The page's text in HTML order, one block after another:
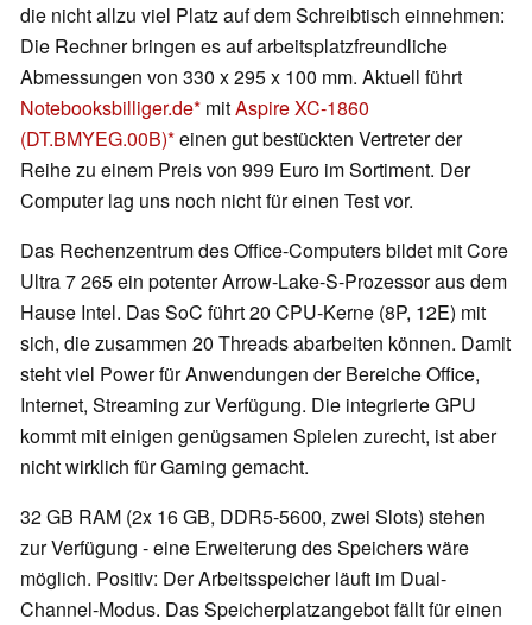
die nicht allzu viel Platz auf dem Schreibtisch einnehmen:
Die Rechner bringen es auf arbeitsplatzfreundliche
Abmessungen von 330 x 295 x 100 mm. Aktuell führt
Notebooksbilliger.de mitAspire XC-1860
(DT.BMYEG.00B) einen gut bestückten Vertreter der
Reihe zu einem Preis von 999 Euro im Sortiment. Der
Computer lag uns noch nicht für einen Test vor.
Das Rechenzentrum des Office-Computers bildet mit Core
Ultra 7 265 ein potenter Arrow-Lake-S-Prozessor aus dem
Hause Intel. Das SoC führt 20 CPU-Kerne (8P, 12E) mit
sich, die zusammen 20 Threads abarbeiten können. Damit
steht viel Power für Anwendungen der Bereiche Office,
Internet, Streaming zur Verfügung. Die integrierte GPU
kommt mit einigen genügsamen Spielen zurecht, ist aber
nicht wirklich für Gaming gemacht.
32 GB RAM (2x 16 GB, DDR5-5600, zwei Slots) stehen
zur Verfügung - eine Erweiterung des Speichers wäre
möglich. Positiv: Der Arbeitsspeicher läuft im Dual-
Channel-Modus. Das Speicherplatzangebot fällt für einen